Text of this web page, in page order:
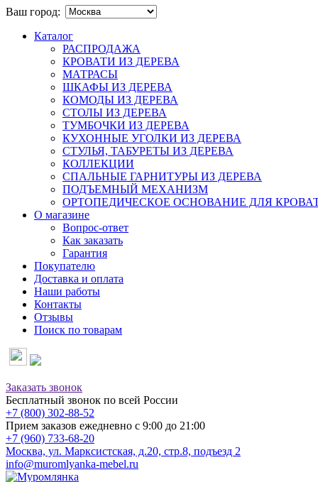
Ваш город:
Каталог
РАСПРОДАЖА
КРОВАТИ ИЗ ДЕРЕВА
МАТРАСЫ
ШКАФЫ ИЗ ДЕРЕВА
КОМОДЫ ИЗ ДЕРЕВА
СТОЛЫ ИЗ ДЕРЕВА
ТУМБОЧКИ ИЗ ДЕРЕВА
КУХОННЫЕ УГОЛКИ ИЗ ДЕРЕВА
СТУЛЬЯ, ТАБУРЕТЫ ИЗ ДЕРЕВА
КОЛЛЕКЦИИ
СПАЛЬНЫЕ ГАРНИТУРЫ ИЗ ДЕРЕВА
ПОДЪЕМНЫЙ МЕХАНИЗМ
ОРТОПЕДИЧЕСКОЕ ОСНОВАНИЕ ДЛЯ
О магазине
Вопрос-ответ
Как заказать
Гарантия
Покупателю
Доставка и оплата
Наши работы
Контакты
Отзывы
Поиск по товарам
Заказать звонок
Бесплатный звонок по всей России
+7 (800) 302-88-52
Прием заказов ежедневно с 9:00 до 21:00
+7 (960) 733-68-20
Москва, ул. Марксистская, д.20, стр.8, подъезд 2
info@muromlyanka-mebel.ru